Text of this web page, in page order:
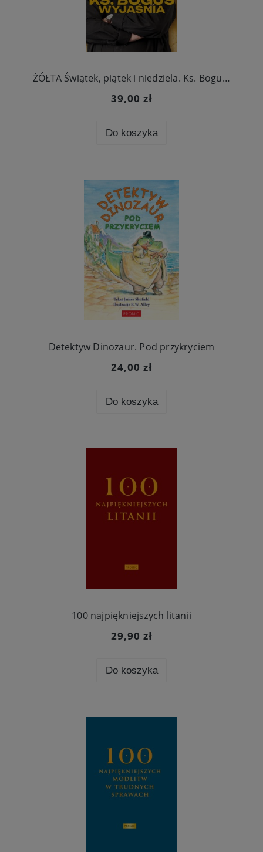
ŻÓŁTA Świątek, piątek i niedziela. Ks. Boguś wyjaśnia
39,00 zł
Do koszyka
Detektyw Dinozaur. Pod przykryciem
24,00 zł
Do koszyka
100 najpiękniejszych litanii
29,90 zł
Do koszyka